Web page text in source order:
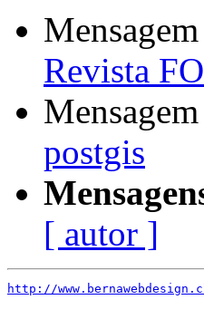
Revista
postgis
[ autor ]
http://